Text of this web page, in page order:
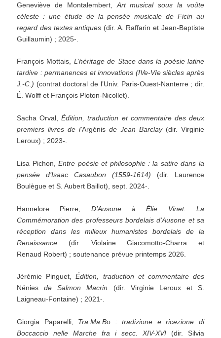
Geneviève de Montalembert, Art musical sous la voûte
céleste : une étude de la pensée musicale de Ficin au
regard des textes antiques (dir. A. Raffarin et Jean-Baptiste
Guillaumin) ; 2025-.
François Mottais, L’héritage de Stace dans la poésie latine
tardive : permanences et innovations (IVe-VIe siècles après
J.-C.) (contrat doctoral de l’Univ. Paris-Ouest-Nanterre ; dir.
É. Wolff et François Ploton-Nicollet).
Sacha Orval,Édition, traduction et commentaire des deux
premiers livres de l’Argénisde Jean Barclay(dir. Virginie
Leroux) ; 2023-.
Lisa Pichon,Entre poésie et philosophie : la satire dans la
pensée d’Isaac Casaubon (1559-1614) (dir. Laurence
Boulègue et S. Aubert Baillot), sept. 2024-.
Hannelore Pierre, D’Ausone à Élie Vinet. La
Commémoration des professeurs bordelais d’Ausone et sa
réception dans les milieux humanistes bordelais de la
Renaissance (dir. Violaine Giacomotto-Charra et
Renaud Robert) ; soutenance prévue printemps 2026.
Jérémie Pinguet,Édition, traduction et commentaire des
Néniesde Salmon Macrin (dir. Virginie Leroux et S.
Laigneau-Fontaine) ; 2021-.
Giorgia Paparelli, Tra.Ma.Bo : tradizione e ricezione di
Boccaccio nelle Marche fra i secc. XIV-XVI(dir. Silvia